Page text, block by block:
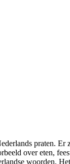
praten.
over eten,
woorden.